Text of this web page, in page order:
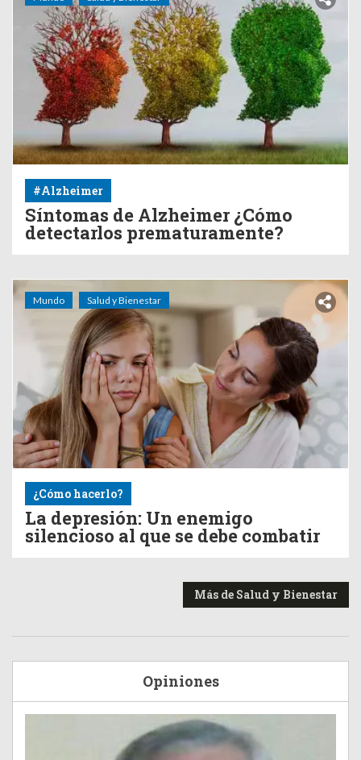
#Alzheimer
Síntomas de Alzheimer ¿Cómo
detectarlos prematuramente?
Mundo Salud y Bienestar
¿Cómo hacerlo?
La depresión: Un enemigo
silencioso al que se debe combatir
Más de Salud y Bienestar
Opiniones